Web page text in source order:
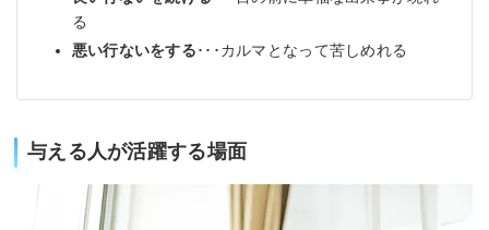
る
悪い行ないをする･･･カルマとなって苦しめれる
与える人が活躍する場面